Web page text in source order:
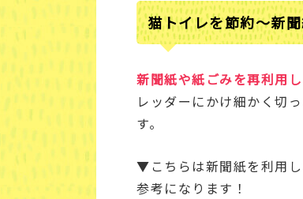
猫トイレを節約～新
新聞紙や紙ごみを再利用
レッダーにかけ細かく切
す。
▼こちらは新聞紙を利用し
参考になります！